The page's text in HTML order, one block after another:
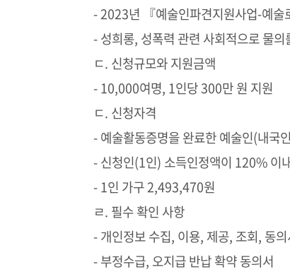
- 2023년 『예술인파견지원사업-예술
- 성희롱, 성폭력 관련 사회적으로 물의
ㄷ. 신청규모와 지원금액
- 10,000여명, 1인당 300만 원 지원
ㄷ. 신청자격
- 예술활동증명을 완료한 예술인(내국
- 신청인(1인) 소득인정액이 120% 이
- 1인 가구 2,493,470원
ㄹ. 필수 확인 사항
- 개인정보 수집, 이용, 제공, 조회, 동의
- 부정수급, 오지급 반납 확약 동의서